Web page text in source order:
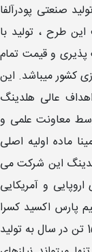
صنعتی پودرآلفا
اهداف این طرح ، تولید با
پذیری و قیمت تمام
کشور میباشد. این
عالی هلدینگ
معاونت علمی و
ماده اولیه اصلی
این شرکت می
و آمریکایی
پارس اکسید کسرا
برای اولین بار در ایران آلفا آلومینا با ظرفیت 15000 تن در سال به تولید